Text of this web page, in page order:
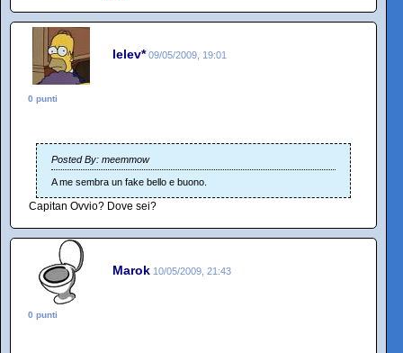
lelev* 09/05/2009, 19:01
0 punti
Posted By: meemmow
A me sembra un fake bello e buono.
Capitan Ovvio? Dove sei?
Marok 10/05/2009, 21:43
0 punti